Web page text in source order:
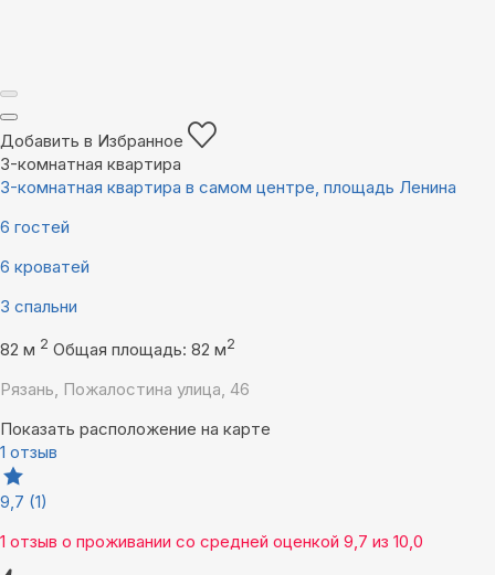
Добавить в Избранное
3-комнатная квартира
3-комнатная квартира в самом центре, площадь Ленина
6 гостей
6 кроватей
3 спальни
82 м 2 Общая площадь: 82 м2
Рязань, Пожалостина улица, 46
Показать расположение на карте
1 отзыв
9,7 (1)
1 отзыв о проживании со средней оценкой 9,7 из 10,0